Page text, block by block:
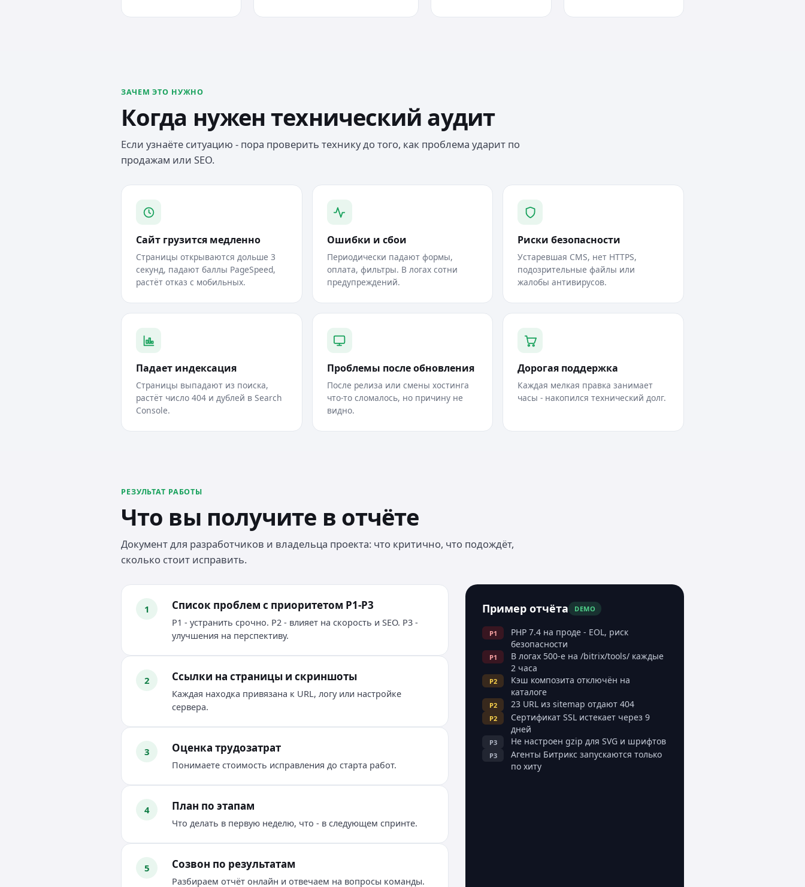
ЗАЧЕМ ЭТО НУЖНО
Когда нужен технический аудит
Если узнаёте ситуацию - пора проверить технику до того, как проблема ударит по
продажам или SEO.
Сайт грузится медленно
Страницы открываются дольше 3
секунд, падают баллы PageSpeed,
растёт отказ с мобильных.
Ошибки и сбои
Периодически падают формы,
оплата, фильтры. В логах сотни
предупреждений.
Риски безопасности
Устаревшая CMS, нет HTTPS,
подозрительные файлы или
жалобы антивирусов.
Падает индексация
Страницы выпадают из поиска,
растёт число 404 и дублей в Search
Console.
Проблемы после обновления
После релиза или смены хостинга
что-то сломалось, но причину не
видно.
Дорогая поддержка
Каждая мелкая правка занимает
часы - накопился технический долг.
РЕЗУЛЬТАТ РАБОТЫ
Что вы получите в отчёте
Документ для разработчиков и владельца проекта: что критично, что подождёт,
сколько стоит исправить.
1 Список проблем с приоритетом P1-P3
P1 - устранить срочно. P2 - влияет на скорость и SEO. P3 -
улучшения на перспективу.
2 Ссылки на страницы и скриншоты
Каждая находка привязана к URL, логу или настройке
сервера.
3 Оценка трудозатрат
Понимаете стоимость исправления до старта работ.
4 План по этапам
Что делать в первую неделю, что - в следующем спринте.
5 Созвон по результатам
Разбираем отчёт онлайн и отвечаем на вопросы команды.
Пример отчёта DEMO
P1
PHP 7.4 на проде - EOL, риск
безопасности
P1
В логах 500-е на /bitrix/tools/ каждые
2 часа
P2
Кэш композита отключён на
каталоге
P2 23 URL из sitemap отдают 404
P2
Сертификат SSL истекает через 9
дней
P3 Не настроен gzip для SVG и шрифтов
P3
Агенты Битрикс запускаются только
по хиту